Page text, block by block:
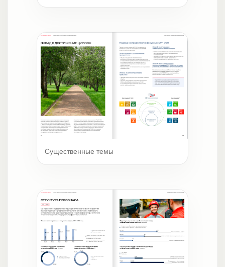
Существенные темы